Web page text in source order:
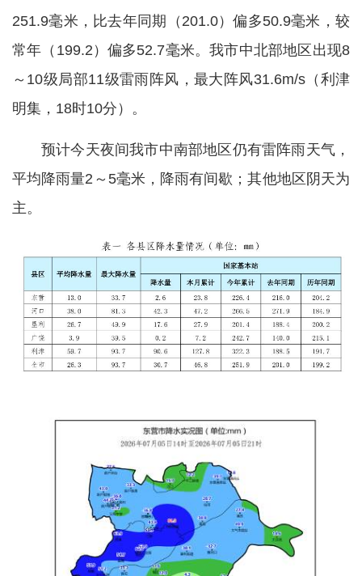
251.9毫米，比去年同期（201.0）偏多50.9毫米，较
常年（199.2）偏多52.7毫米。我市中北部地区出现8
～10级局部11级雷雨阵风，最大阵风31.6m/s（利津
明集，18时10分）。
预计今天夜间我市中南部地区仍有雷阵雨天气，
平均降雨量2～5毫米，降雨有间歇；其他地区阴天为
主。